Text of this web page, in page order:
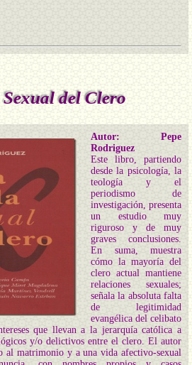
del Clero
Autor: Pepe
Rodriguez
Este libro, partiendo
desde la psicología, la
teología y el
periodismo de
investigación, presenta
un estudio muy
riguroso y de muy
graves conclusiones.
En suma, muestra
cómo la mayoría del
clero actual mantiene
relaciones sexuales;
señala la absoluta falta
de legitimidad
evangélica del celibato
que llevan a la jerarquía católica a
y/o delictivos entre el clero. El autor
al matrimonio y a una vida afectivo-sexual